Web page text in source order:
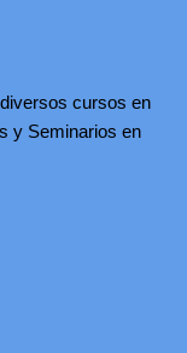
cursos en
y Seminarios en